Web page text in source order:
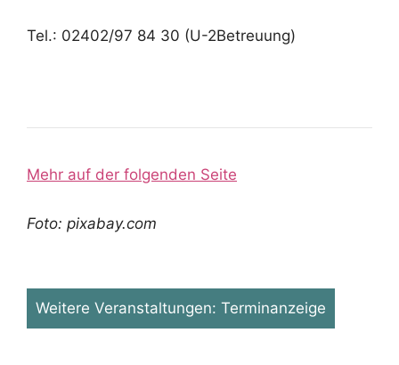
Tel.: 02402/97 84 30 (U-2Betreuung)
Mehr auf der folgenden Seite
Foto: pixabay.com
Weitere Veranstaltungen: Terminanzeige